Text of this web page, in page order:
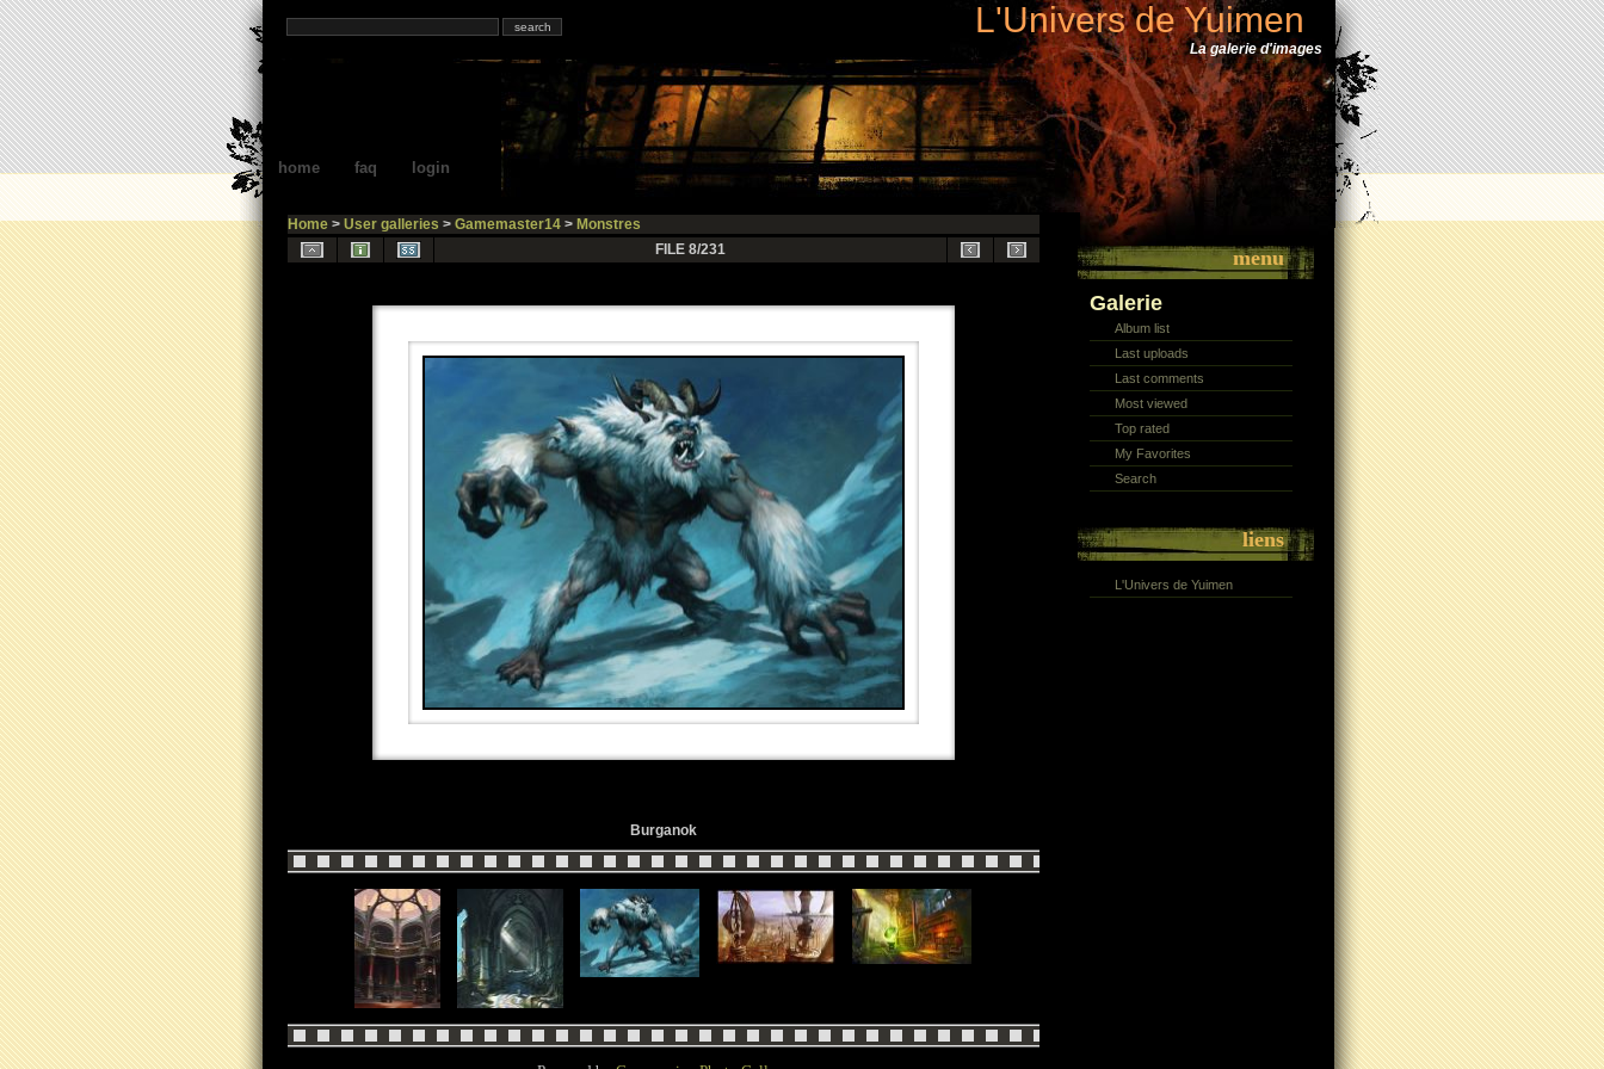
L'Univers de Yuimen
La galerie d'images
home faq login
Home> User galleries > Gamemaster14> Monstres
FILE 8/231
Burganok
menu
Galerie
Album list
Last uploads
Last comments
Most viewed
Top rated
My Favorites
Search
liens
L'Univers de Yuimen